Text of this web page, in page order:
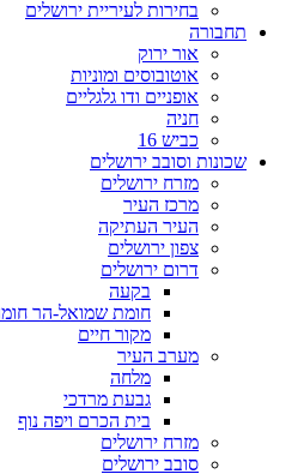
בחירות לעיריית ירושלים
תחבורה
אור ירוק
אוטובוסים ומוניות
אופניים ודו גלגליים
חניה
כביש 16
שכונות וסובב ירושלים
מזרח ירושלים
מרכז העיר
העיר העתיקה
צפון ירושלים
דרום ירושלים
בקעה
חומת שמואל-הר חומה
מקור חיים
מערב העיר
מלחה
גבעת מרדכי
בית הכרם ויפה נוף
מזרח ירושלים
סובב ירושלים